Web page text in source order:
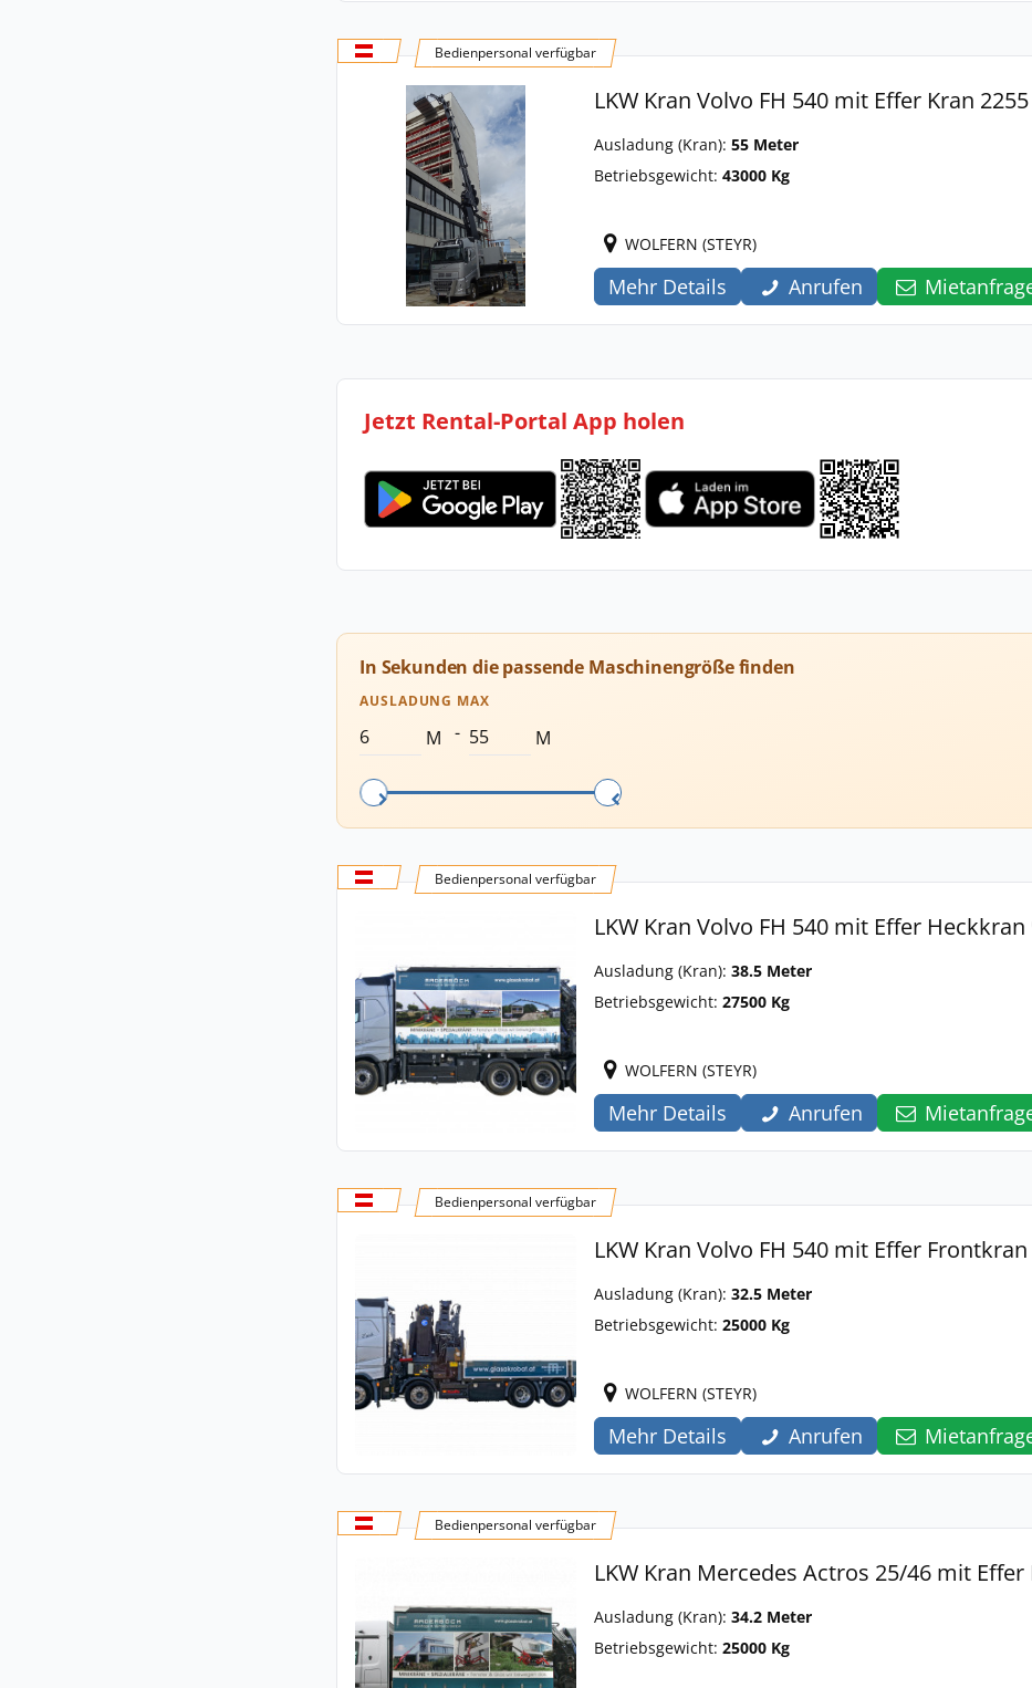
Bedienpersonal verfügbar
LKW Kran Volvo FH 540 mit Effer Kran 2255
Ausladung (Kran): 55 Meter
Betriebsgewicht: 43000 Kg
WOLFERN (STEYR)
Mehr Details Anrufen
Jetzt Rental-Portal App holen
In Sekunden die passende Maschinengröße finden
AUSLADUNG MAX
M - M
Bedienpersonal verfügbar
LKW Kran Volvo FH 540 mit Effer Heckkran
Ausladung (Kran): 38.5 Meter
Betriebsgewicht: 27500 Kg
WOLFERN (STEYR)
Mehr Details Anrufen
Bedienpersonal verfügbar
LKW Kran Volvo FH 540 mit Effer
Ausladung (Kran): 32.5 Meter
Betriebsgewicht: 25000 Kg
WOLFERN (STEYR)
Mehr Details Anrufen
Bedienpersonal verfügbar
LKW Kran Mercedes Actros 25/46 mit
Ausladung (Kran): 34.2 Meter
Betriebsgewicht: 25000 Kg